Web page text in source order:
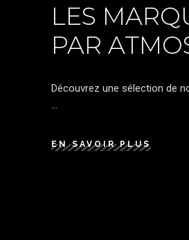
LES
PAR
Découvrez une sélection de
EN SAVOIR PLUS